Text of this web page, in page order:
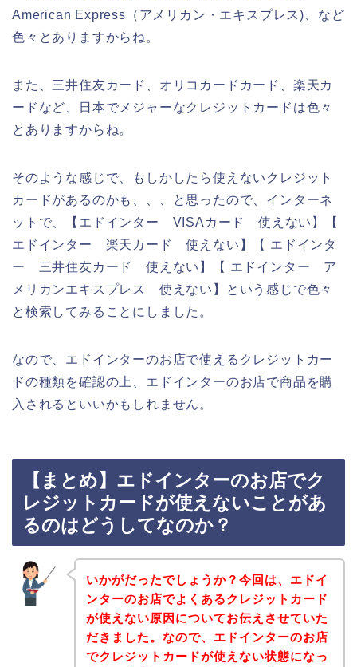
American Express（アメリカン・エキスプレス)、など
色々とありますからね。
また、三井住友カード、オリコカードカード、楽天カ
ードなど、日本でメジャーなクレジットカードは色々
とありますからね。
そのような感じで、もしかしたら使えないクレジット
カードがあるのかも、、、と思ったので、インターネ
ットで、【エドインター VISAカード 使えない】【
エドインター 楽天カード 使えない】【 エドインタ
ー 三井住友カード 使えない】【 エドインター ア
メリカンエキスプレス 使えない】という感じで色々
と検索してみることにしました。
なので、エドインターのお店で使えるクレジットカー
ドの種類を確認の上、エドインターのお店で商品を購
入されるといいかもしれません。
【まとめ】エドインターのお店でク
レジットカードが使えないことがあ
るのはどうしてなのか？
いかがだったでしょうか？今回は、エドイ
ンターのお店でよくあるクレジットカード
が使えない原因についてお伝えさせていた
だきました。なので、エドインターのお店
でクレジットカードが使えない状態になっ